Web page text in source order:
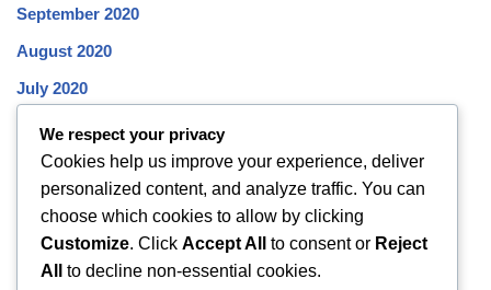
September 2020
August 2020
July 2020
June 2020
May 2020
April 2020
March 2020
February 2020
We respect your privacy
Cookies help us improve your experience, deliver
personalized content, and analyze traffic. You can
choose which cookies to allow by clicking
Customize. Click Accept All to consent or Reject
All
to decline non-essential cookies.